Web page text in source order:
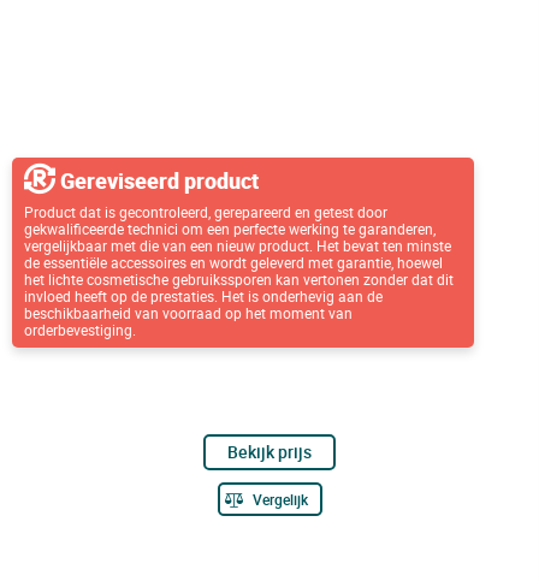
Gereviseerd product
Product dat is gecontroleerd, gerepareerd en getest door
gekwalificeerde technici om een perfecte werking te garanderen,
vergelijkbaar met die van een nieuw product. Het bevat ten minste
de essentiële accessoires en wordt geleverd met garantie, hoewel
het lichte cosmetische gebruikssporen kan vertonen zonder dat dit
invloed heeft op de prestaties. Het is onderhevig aan de
beschikbaarheid van voorraad op het moment van
orderbevestiging.
Bekijk prijs
Vergelijk